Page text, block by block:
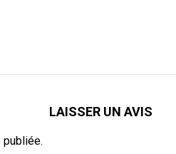
LAISSER UN AVIS